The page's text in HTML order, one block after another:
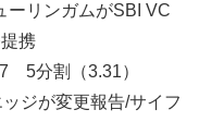
リンガムがSBI VC
携
5分割（3.31）
ジが変更報告/サイフ